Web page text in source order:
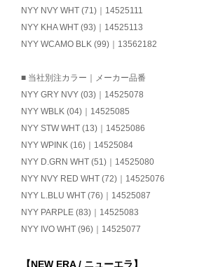
NYY NVY WHT (71)｜14525111
NYY KHA WHT (93)｜14525113
NYY WCAMO BLK (99)｜13562182
■ 当社別注カラー｜メーカー品番
NYY GRY NVY (03)｜14525078
NYY WBLK (04)｜14525085
NYY STW WHT (13)｜14525086
NYY WPINK (16)｜14525084
NYY D.GRN WHT (51)｜14525080
NYY NVY RED WHT (72)｜14525076
NYY L.BLU WHT (76)｜14525087
NYY PARPLE (83)｜14525083
NYY IVO WHT (96)｜14525077
【NEW ERA / ニューエラ】